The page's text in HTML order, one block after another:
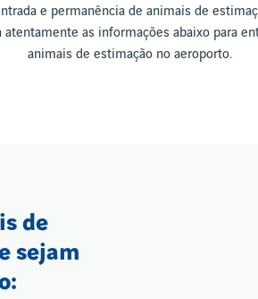
e permanência de animais de
as informações abaixo para
animais de estimação no aeroporto.
de
sejam